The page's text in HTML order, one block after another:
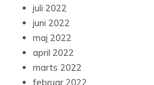
juli 2022
juni 2022
maj 2022
april 2022
marts 2022
februar 2022